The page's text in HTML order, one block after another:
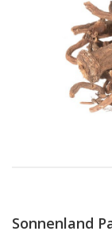
Sonnenland